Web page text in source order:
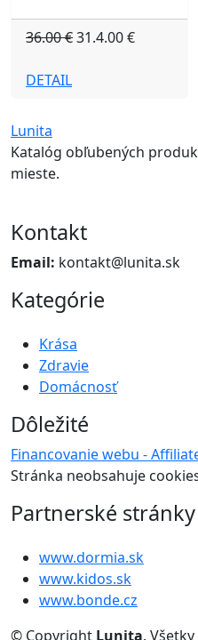
36.00 €31.4.00 €
DETAIL
Lunita
Katalóg obľubených
mieste.
Kontakt
Email: kontakt@lunita.sk
Kategórie
Krása
Zdravie
Domácnosť
Dôležité
Financovanie webu -
Stránka neobsahuje
Partnerské stránky
www.dormia.sk
www.kidos.sk
www.bonde.cz
© Copyright Lunita.